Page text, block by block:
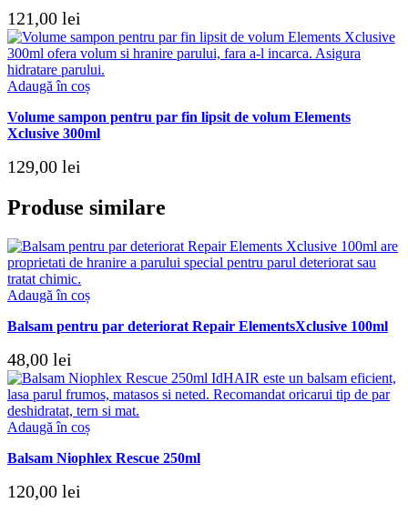
121,00 lei
Adaugă în coș
Volume sampon pentru par fin lipsit de volum Elements
Xclusive 300ml
129,00 lei
Produse similare
Adaugă în coș
Balsam pentru par deteriorat Repair ElementsXclusive 100ml
48,00 lei
Adaugă în coș
Balsam Niophlex Rescue 250ml
120,00 lei